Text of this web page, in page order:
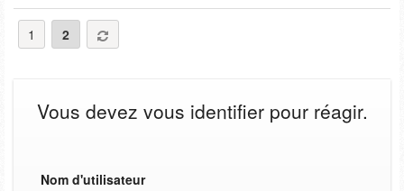
1 2
Vous devez vous identifier pour réagir.
Nom d'utilisateur